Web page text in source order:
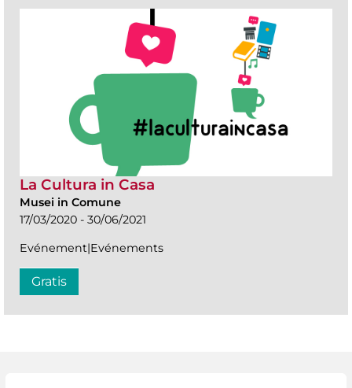
La Cultura in Casa
Musei in Comune
17/03/2020 - 30/06/2021
Evénement|Evénements
Gratis